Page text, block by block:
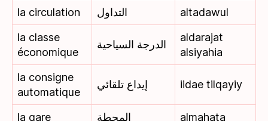
la circulation
التداول
altadawul
la classe
économique
الدرجة السياحية
aldarajat
alsiyahia
la consigne
automatique
إيداع تلقائي iidae tilqayiy
la gare المحطة
almahata